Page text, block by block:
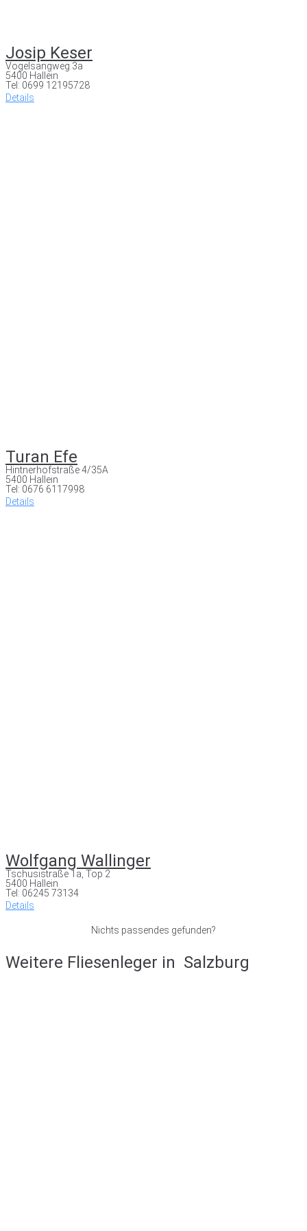
Josip Keser
Vogelsangweg 3a
5400 Hallein
Tel: 0699 12195728
Details
Turan Efe
Hintnerhofstraße 4/35A
5400 Hallein
Tel: 0676 6117998
Details
Wolfgang Wallinger
Tschusistraße 1a, Top 2
5400 Hallein
Tel: 06245 73134
Details
Nichts passendes gefunden?
Weitere Fliesenleger in Salzburg